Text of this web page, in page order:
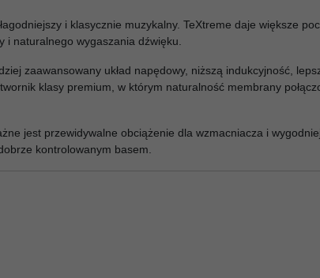
i klasycznie muzykalny. TeXtreme daje większe
naturalnego wygaszania dźwięku.
zaawansowany układ napędowy, niższą indukcyjność,
klasy premium, w którym naturalność membrany
jest przewidywalne obciążenie dla wzmacniacza i
kontrolowanym basem.